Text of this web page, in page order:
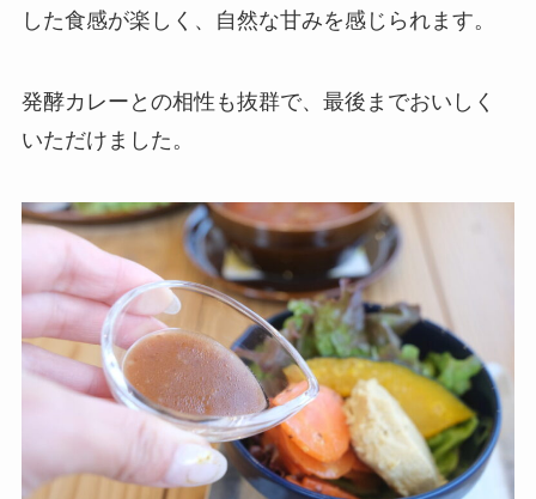
した食感が楽しく、自然な甘みを感じられます。
発酵カレーとの相性も抜群で、最後までおいしく
いただけました。